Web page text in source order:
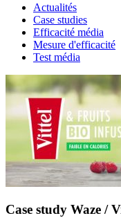
Actualités
Case studies
Efficacité média
Mesure d'efficacité
Test média
Case study Waze /